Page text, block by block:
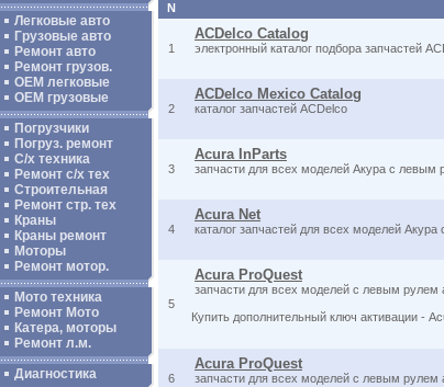
Легковые авто
Грузовые авто
Ремонт авто
Ремонт грузов.
ОЕМ легковые
OEM грузовые
Погрузчики
Погруз. ремонт
С/х техника
Ремонт с/х тех
Строительная
Ремонт стр. тех
Краны
Краны ремонт
Моторы
Ремонт мотор.
Мото техника
Ремонт Мото
Катера, моторы
Ремонт л.м.
Диагностика
N
1
ACDelco Catalog
электронный каталог подбора запчастей
2
ACDelco Mexico Catalog
каталог запчастей ACDelco
3
Acura InParts
запчасти для всех моделей Акура с левым
4
Acura Net
каталог запчастей для всех моделей
5
Acura ProQuest
запчасти для всех моделей с левым рулем
Купить дополнительный ключ активации -
6
Acura ProQuest
запчасти для всех моделей с левым рулем